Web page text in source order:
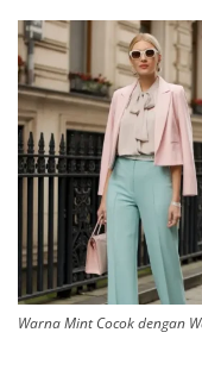
Warna Mint Cocok dengan